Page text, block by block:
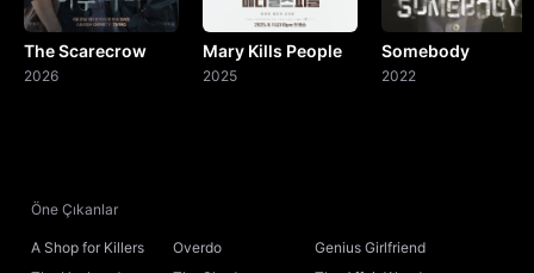
The Scarecrow
2026
Mary Kills People
2025
Somebody
2022
Öne Çıkanlar
A Shop for Killers Overdo
Genius Girlfriend